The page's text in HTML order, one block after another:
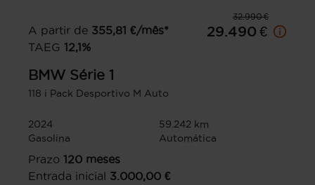
32.990 €
A partir de 355,81 €/mês*
TAEG 12,1%
29.490 €
BMW Série 1
118 i Pack Desportivo M Auto
2024
59.242 km
Gasolina
Automática
Prazo 120 meses
Entrada inicial 3.000,00 €